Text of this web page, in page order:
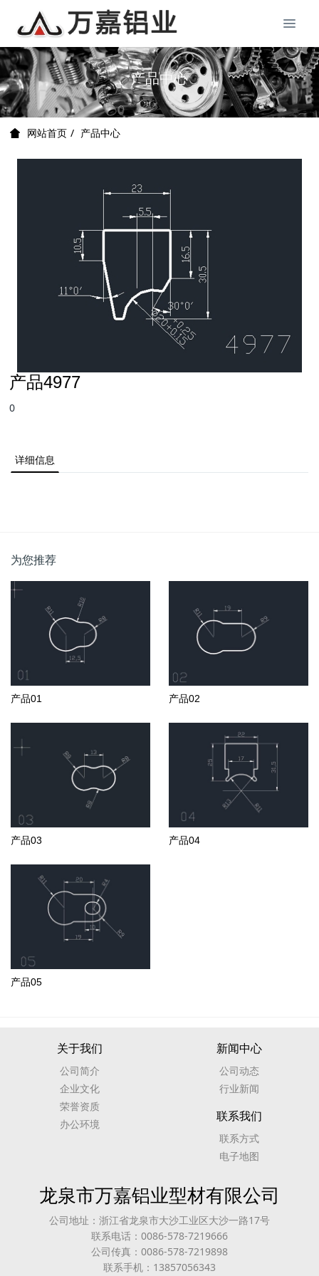
产品中心
网站首页 产品中心
产品4977
0
详细信息
为您推荐
产品01 产品02
产品03 产品04
产品05
关于我们
公司简介
企业文化
荣誉资质
办公环境
新闻中心
公司动态
行业新闻
联系我们
联系方式
电子地图
龙泉市万嘉铝业型材有限公司
公司地址：浙江省龙泉市大沙工业区大沙一路17号
联系电话：0086-578-7219666
公司传真：0086-578-7219898
联系手机：13857056343